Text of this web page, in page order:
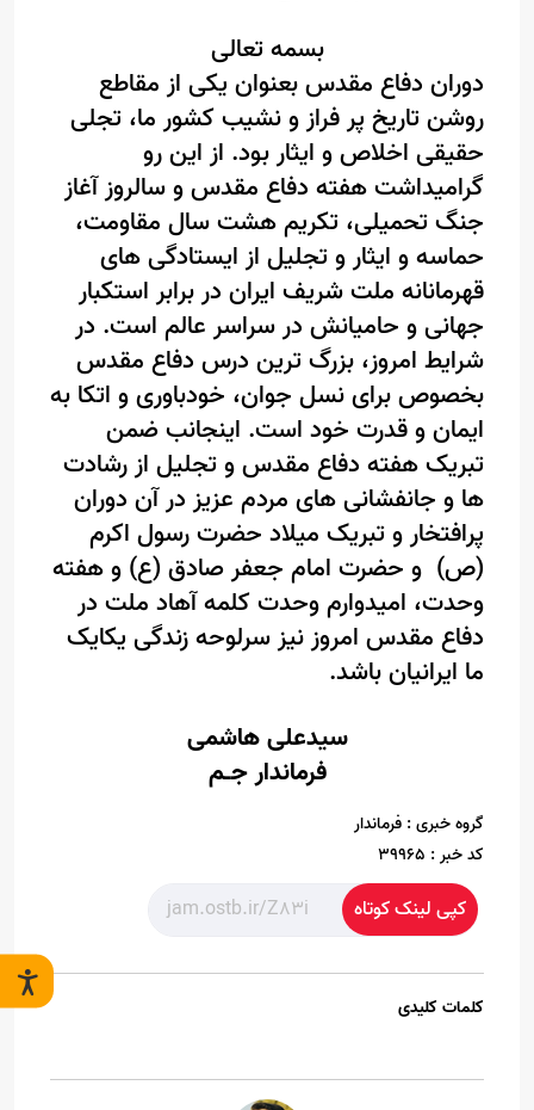
بسمه تعالی
دوران دفاع مقدس بعنوان یکی از مقاطع
روشن تاریخ پر فراز و نشیب کشور ما، تجلی
حقیقی اخلاص و ایثار بود. از این رو
گرامیداشت هفته دفاع مقدس و سالروز آغاز
جنگ تحمیلی، تکریم هشت سال مقاومت،
حماسه و ایثار و تجلیل از ایستادگی های
قهرمانانه ملت شریف ایران در برابر استکبار
جهانی و حامیانش در سراسر عالم است. در
شرایط امروز، بزرگ ترین درس دفاع مقدس
بخصوص برای نسل جوان، خودباوری و اتکا به
ایمان و قدرت خود است. اینجانب ضمن
تبریک هفته دفاع مقدس و تجلیل از رشادت
ها و جانفشانی های مردم عزیز در آن دوران
پرافتخار و تبریک میلاد حضرت رسول اکرم
(ص) و حضرت امام جعفر صادق (ع) و هفته
وحدت، امیدوارم وحدت کلمه آهاد ملت در
دفاع مقدس امروز نیز سرلوحه زندگی یکایک
ما ایرانیان باشد.
سیدعلی هاشمی
فرماندار جـم
گروه خبری : فرماندار
کد خبر : 39965
کپی لینک کوتاه
کلمات کلیدی